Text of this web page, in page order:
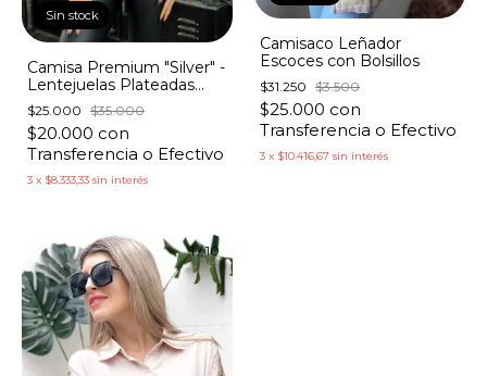
Sin stock
Camisa Premium "Silver" -
Lentejuelas Plateadas
Botones Brillantes
$25.000 $35.000
$20.000 con
Transferencia o Efectivo
3 x $8.333,33 sin interés
Camisaco Leñador
Escoces con Bolsillos
$31.250 $3.500
$25.000 con
Transferencia o Efectivo
3 x $10.416,67 sin interés
1/10